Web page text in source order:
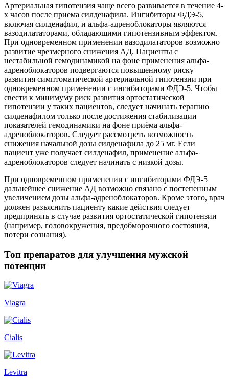
Артериальная гипотензия чаще всего развивается в течение 4-
х часов после приема силденафила. Ингибиторы ФДЭ-5,
включая силденафил, и альфа-адреноблокаторы являются
вазодилататорами, обладающими гипотензивным эффектом.
При одновременном применении вазодилататоров возможно
развитие чрезмерного снижения АД. Пациенты с
нестабильной гемодинамикой на фоне применения альфа-
адреноблокаторов подвергаются повышенному риску
развития симптоматической артериальной гипотензии при
одновременном применении с ингибиторами ФДЭ-5. Чтобы
свести к минимуму риск развития ортостатической
гипотензии у таких пациентов, следует начинать терапию
силденафилом только после достижения стабилизации
показателей гемодинамики на фоне приёма альфа-
адреноблокаторов. Следует рассмотреть возможность
снижения начальной дозы силденафила до 25 мг. Если
пациент уже получает силденафил, применение альфа-
адреноблокаторов следует начинать с низкой дозы.
При одновременном применении с ингибиторами ФДЭ-5
дальнейшее снижение АД возможно связано с постепенным
увеличением дозы альфа-адреноблокаторов. Кроме этого, врач
должен разъяснить пациенту какие действия следует
предпринять в случае развития ортостатической гипотензии
(например, головокружения, предобморочного состояния,
потери сознания).
Топ препаратов для улучшения мужской
потенции
Viagra
Cialis
Levitra